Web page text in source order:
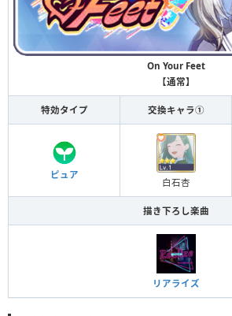
On Your Feet
【通常】
特効タイプ 交換キャラ①
ピュア
白石杏
描き下ろし楽曲
リアライズ